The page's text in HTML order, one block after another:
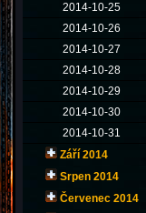
2014-10-25
2014-10-26
2014-10-27
2014-10-28
2014-10-29
2014-10-30
2014-10-31
Září 2014
Srpen 2014
Červenec 2014